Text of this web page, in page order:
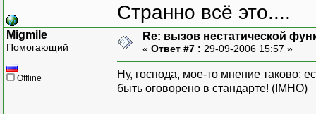
Странно всё это....
Migmile
Помогающий
Offline
Re: вызов нестатической
« Ответ #7 : 29-09-2006 15:57 »
Ну, господа, мое-то мнение таково:
быть оговорено в стандарте! (IMHO)